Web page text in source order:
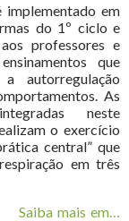
em
do 1º ciclo e
professores e
que
autorregulação
As
neste
o exercício
central” que
em três
Saiba mais em…